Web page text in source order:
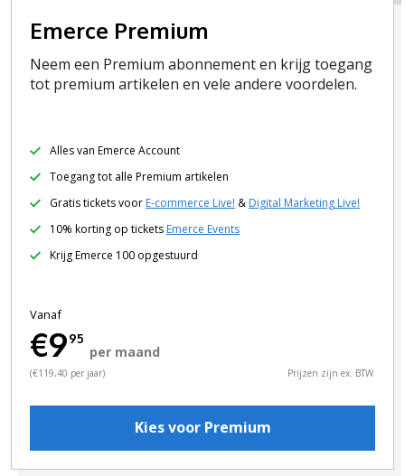
Emerce Premium
Neem een Premium abonnement en krijg toegang
tot premium artikelen en vele andere voordelen.
Alles van Emerce Account
Toegang tot alle Premium artikelen
Gratis tickets voor E-commerce Live! & Digital Marketing Live!
10% korting op tickets Emerce Events
Krijg Emerce 100 opgestuurd
Vanaf
€995
per maand
(€119,40 per jaar) Prijzen zijn ex. BTW
Kies voor Premium